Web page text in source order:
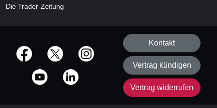
Die Trader-Zeitung
offizielle Social Media-Accounts
Kontakt
Vertrag kündigen
Vertrag widerrufen